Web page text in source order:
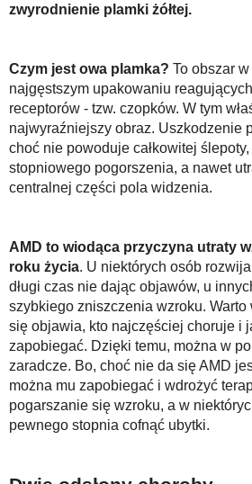
O finansach i społeczeństwie -
Stop samotności
Z internetem za pan brat
Bezpiecznie i w zgodzie z prawem
zwyrodnienie plamki żółtej.
Czym jest owa plamka? To obszar
najgęstszym upakowaniu
receptorów - tzw. czopków. W tym
najwyraźniejszy obraz. Uszkodzenie
choć nie powoduje całkowitej
stopniowego pogorszenia, a nawet
centralnej części pola widzenia.
AMD to wiodąca przyczyna utraty
roku życia. U niektórych osób
długi czas nie dając objawów, u
szybkiego zniszczenia wzroku.
się objawia, kto najczęściej choruje i
zapobiegać. Dzięki temu, można w
zaradcze. Bo, choć nie da się AMD
można mu zapobiegać i wdrożyć
pogarszanie się wzroku, a w
pewnego stopnia cofnąć ubytki.